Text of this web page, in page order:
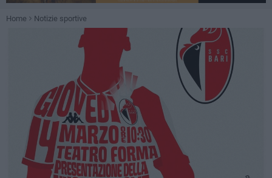
Home Notizie sportive